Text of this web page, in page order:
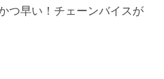
つ早い！チェーンバイスが